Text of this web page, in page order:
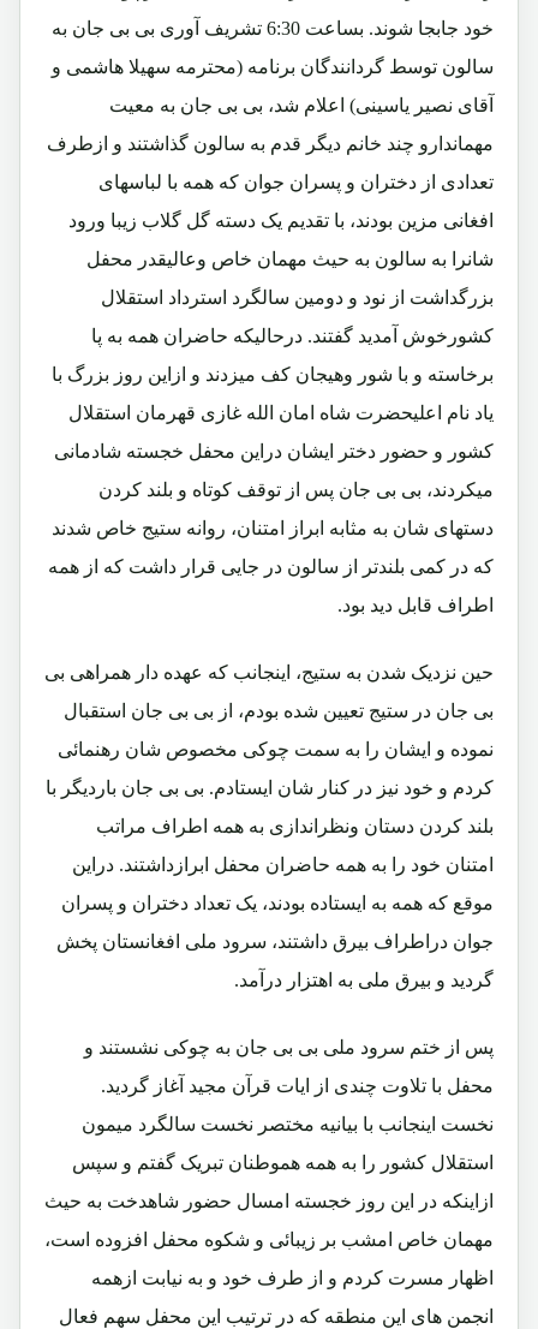
خود جابجا شوند. بساعت 6:30 تشریف آوری بی بی جان به
سالون توسط گردانندگان برنامه (محترمه سهیلا هاشمی و
آقای نصیر یاسینی) اعلام شد، بی بی جان به معیت
مهماندارو چند خانم دیگر قدم به سالون گذاشتند و ازطرف
تعدادی از دختران و پسران جوان که همه با لباسهای
افغانی مزین بودند، با تقدیم یک دسته گل گلاب زیبا ورود
شانرا به سالون به حیث مهمان خاص وعالیقدر محفل
بزرگداشت از نود و دومین سالگرد استرداد استقلال
کشورخوش آمدید گفتند. درحالیکه حاضران همه به پا
برخاسته و با شور وهیجان کف میزدند و ازاین روز بزرگ با
یاد نام اعلیحضرت شاه امان الله غازی قهرمان استقلال
کشور و حضور دختر ایشان دراین محفل خجسته شادمانی
میکردند، بی بی جان پس از توقف کوتاه و بلند کردن
دستهای شان به مثابه ابراز امتنان، روانه ستیج خاص شدند
که در کمی بلندتر از سالون در جایی قرار داشت که از همه
اطراف قابل دید بود.
حین نزدیک شدن به ستیج، اینجانب که عهده دار همراهی بی
بی جان در ستیج تعیین شده بودم، از بی بی جان استقبال
نموده و ایشان را به سمت چوکی مخصوص شان رهنمائی
کردم و خود نیز در کنار شان ایستادم. بی بی جان باردیگر با
بلند کردن دستان ونظراندازی به همه اطراف مراتب
امتنان خود را به همه حاضران محفل ابرازداشتند. دراین
موقع که همه به ایستاده بودند، یک تعداد دختران و پسران
جوان دراطراف بیرق داشتند، سرود ملی افغانستان پخش
گردید و بیرق ملی به اهتزار درآمد.
پس از ختم سرود ملی بی بی جان به چوکی نشستند و
محفل با تلاوت چندی از ایات قرآن مجید آغاز گردید.
نخست اینجانب با بیانیه مختصر نخست سالگرد میمون
استقلال کشور را به همه هموطنان تبریک گفتم و سپس
ازاینکه در این روز خجسته امسال حضور شاهدخت به حیث
مهمان خاص امشب بر زیبائی و شکوه محفل افزوده است،
اظهار مسرت کردم و از طرف خود و به نیابت ازهمه
انجمن های این منطقه که در ترتیب این محفل سهم فعال